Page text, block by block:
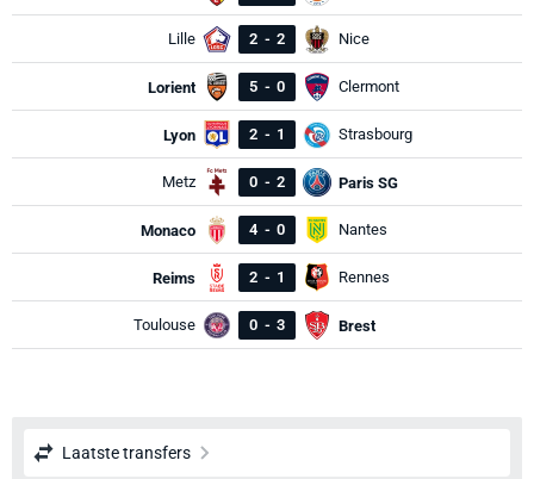
Lille 2 - 2 Nice
Lorient 5 - 0 Clermont
Lyon 2 - 1 Strasbourg
Metz 0 - 2 Paris SG
Monaco 4 - 0 Nantes
Reims 2 - 1 Rennes
Toulouse 0 - 3 Brest
Laatste transfers